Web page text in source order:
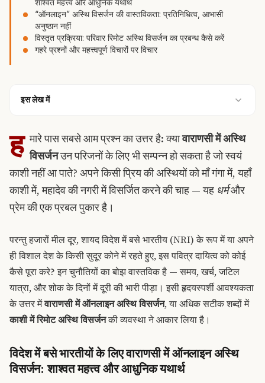
शाश्वत महत्त्व और आधुनिक यथार्थ
“ऑनलाइन” अस्थि विसर्जन की वास्तविकता: प्रतिनिधित्व, आभासी
अनुष्ठान नहीं
विस्तृत प्रक्रिया: परिवार रिमोट अस्थि विसर्जन का प्रबन्ध कैसे करें
गहरे प्रश्नों और महत्त्वपूर्ण विचारों पर विचार
इस लेख में
ह मारे पास सबसे आम प्रश्न का उत्तर है: क्यावाराणसी में अस्थि
विसर्जनउन परिजनों के लिए भी सम्पन्न हो सकता है जो स्वयं
काशी नहीं आ पाते? अपने किसी प्रिय की अस्थियों को माँ गंगा में, यहाँ
काशी में, महादेव की नगरी में विसर्जित करने की चाह — यह धर्मऔर
प्रेम की एक प्रबल पुकार है।
परन्तु हजारों मील दूर, शायद विदेश में बसे भारतीय (NRI) के रूप में या अपने
ही विशाल देश के किसी सुदूर कोने में रहते हुए, इस पवित्र दायित्व को कोई
कैसे पूरा करे? इन चुनौतियों का बोझ वास्तविक है — समय, खर्च, जटिल
यात्रा, और शोक के दिनों में दूरी की भारी पीड़ा। इसी हृदयस्पर्शी आवश्यकता
के उत्तर मेंवाराणसी में ऑनलाइन अस्थि विसर्जन, या अधिक सटीक शब्दों में
काशी में रिमोट अस्थि विसर्जनकी व्यवस्था ने आकार लिया है।
विदेश में बसे भारतीयों के लिए वाराणसी में ऑनलाइन अस्थि
विसर्जन: शाश्वत महत्त्व और आधुनिक यथार्थ